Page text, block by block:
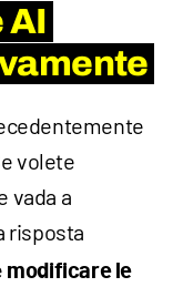
AI
volete
vada a
risposta
modificare le